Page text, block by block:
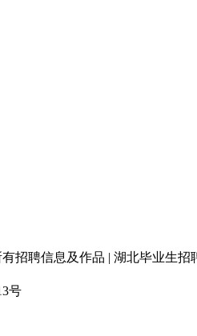
招聘信息及作品 | 湖北毕业生招
号